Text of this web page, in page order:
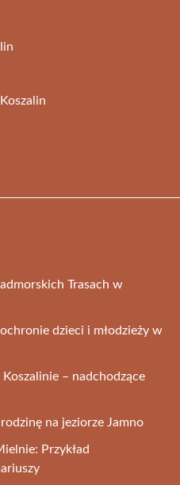
Trasach w
dzieci i młodzieży w
– nadchodzące
na jeziorze Jamno
Przykład